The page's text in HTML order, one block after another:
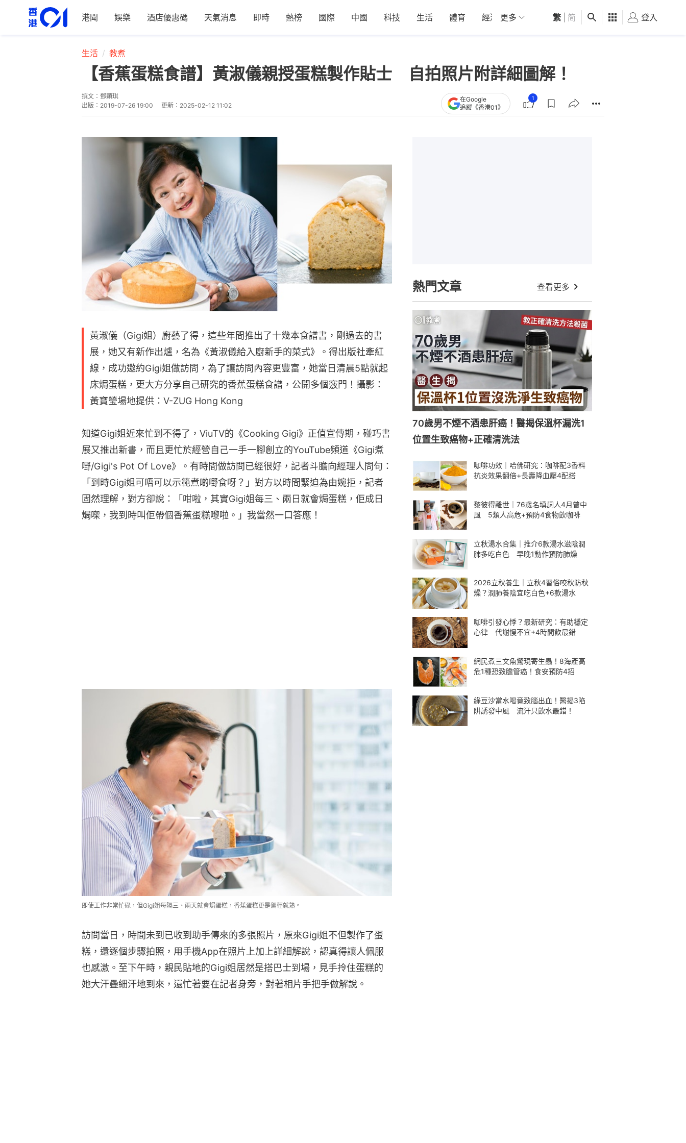
港聞 娛樂 酒店優惠碼 天氣消息 即時 熱榜 國際 中國 科技 生活 體育 經濟 01深圳 觀點 健康 好食玩飛
更多 繁 简 登入
生活 教煮
【香蕉蛋糕食譜】黃淑儀親授蛋糕製作貼士 自拍照片附詳細圖解！
撰文： 鄧穎琪
出版： 2019-07-26 19:00 更新： 2025-02-12 11:02
在Google
追蹤《香港01》
1
黃淑儀（Gigi姐）廚藝了得，這些年間推出了十幾本食譜書，剛過去的書
展，她又有新作出爐，名為《黃淑儀給入廚新手的菜式》。得出版社牽紅
線，成功邀約Gigi姐做訪問，為了讓訪問內容更豐富，她當日清晨5點就起
床焗蛋糕，更大方分享自己研究的香蕉蛋糕食譜，公開多個竅門！攝影：
黃寶瑩場地提供：V-ZUG Hong Kong
知道Gigi姐近來忙到不得了，ViuTV的《Cooking Gigi》正值宣傳期，碰巧書
展又推出新書，而且更忙於經營自己一手一腳創立的YouTube頻道《Gigi煮
嘢/Gigi's Pot Of Love》。有時間做訪問已經很好，記者斗膽向經理人問句：
「到時Gigi姐可唔可以示範煮啲嘢食呀？」對方以時間緊迫為由婉拒，記者
固然理解，對方卻說：「咁啦，其實Gigi姐每三、兩日就會焗蛋糕，佢成日
焗㗎，我到時叫佢帶個香蕉蛋糕嚟啦。」我當然一口答應！
即使工作非常忙碌，但Gigi姐每隔三、兩天就會焗蛋糕，香蕉蛋糕更是駕輕就熟。
訪問當日，時間未到已收到助手傳來的多張照片，原來Gigi姐不但製作了蛋
糕，還逐個步驟拍照，用手機App在照片上加上詳細解說，認真得讓人佩服
也感激。至下午時，親民貼地的Gigi姐居然是搭巴士到場，見手拎住蛋糕的
她大汗疊細汗地到來，還忙著要在記者身旁，對著相片手把手做解說。
熱門文章 查看更多
70歲男不煙不酒患肝癌！醫揭保溫杯漏洗1
位置生致癌物+正確清洗法
咖啡功效｜哈佛研究：咖啡配3香料
抗炎效果翻倍+長壽降血壓4配搭
黎彼得離世｜76歲名填詞人4月曾中
風 5類人高危+預防4食物飲咖啡
立秋湯水合集｜推介6款湯水滋陰潤
肺多吃白色 早晚1動作預防肺燥
2026立秋養生｜立秋4習俗咬秋防秋
燥？潤肺養陰宜吃白色+6款湯水
咖啡引發心悸？最新研究：有助穩定
心律 代謝慢不宜+4時間飲最錯
網民煮三文魚驚現寄生蟲！8海產高
危1種恐致膽管癌！食安預防4招
綠豆沙當水喝竟致腦出血！醫揭3陷
阱誘發中風 流汗只飲水最錯！